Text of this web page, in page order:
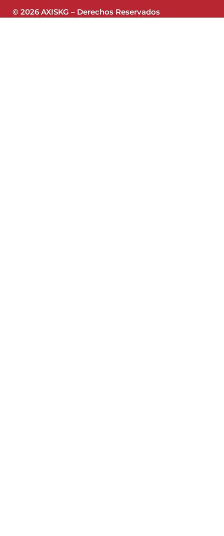
© 2026 AXISKG – Derechos Reservados